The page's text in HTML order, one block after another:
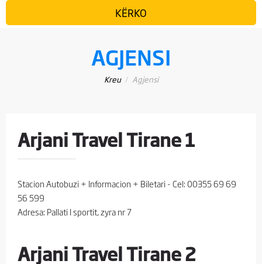
AGJENSI
Kreu Agjensi
Arjani Travel Tirane 1
Stacion Autobuzi + Informacion + Biletari - Cel: 00355 69 69
56 599
Adresa: Pallati I sportit, zyra nr 7
Arjani Travel Tirane 2